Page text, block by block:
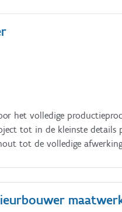
het volledige
tot in de kleinste details
tot de volledige
meedenken over
het team Waken over